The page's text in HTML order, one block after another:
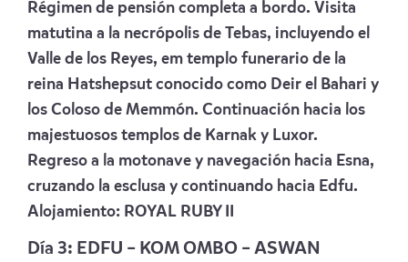
Régimen de pensión completa a bordo. Visita
matutina a la necrópolis de Tebas, incluyendo el
Valle de los Reyes, em templo funerario de la
reina Hatshepsut conocido como Deir el Bahari y
los Coloso de Memmón. Continuación hacia los
majestuosos templos de Karnak y Luxor.
Regreso a la motonave y navegación hacia Esna,
cruzando la esclusa y continuando hacia Edfu.
Alojamiento: ROYAL RUBY II
Día 3: EDFU – KOM OMBO – ASWAN